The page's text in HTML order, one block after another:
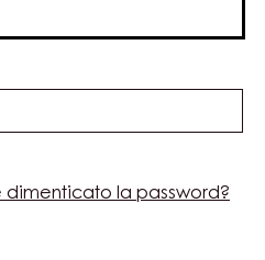
dimenticato la password?